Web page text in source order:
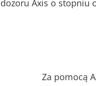
dozoru Axis o stopniu
Za pomocą